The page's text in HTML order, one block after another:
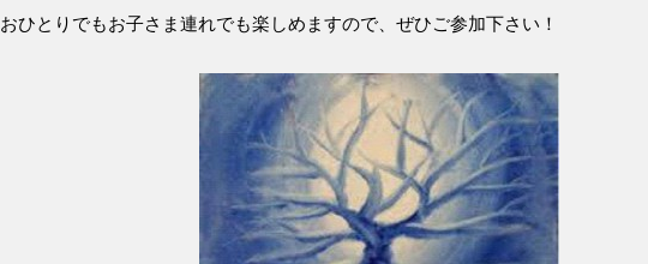
おひとりでもお子さま連れでも楽しめますので、ぜひご参加下さい！